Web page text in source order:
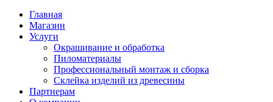
Главная
Магазин
Услуги
Окрашивание и обработка
Пиломатериалы
Профессиональный монтаж и сборка
Склейка изделий из древесины
Партнерам